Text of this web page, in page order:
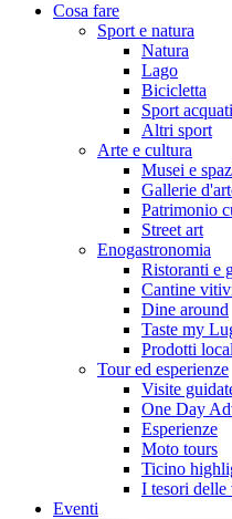
Cosa fare
Sport e natura
Natura
Lago
Bicicletta
Sport
Altri sport
Arte e cultura
Musei e
Gallerie
Patrimonio
Street art
Enogastronomia
Ristoranti e
Cantine
Dine around
Taste my
Prodotti
Tour ed esperienze
Visite
One Day
Esperienze
Moto tours
Ticino
I tesori delle
Eventi